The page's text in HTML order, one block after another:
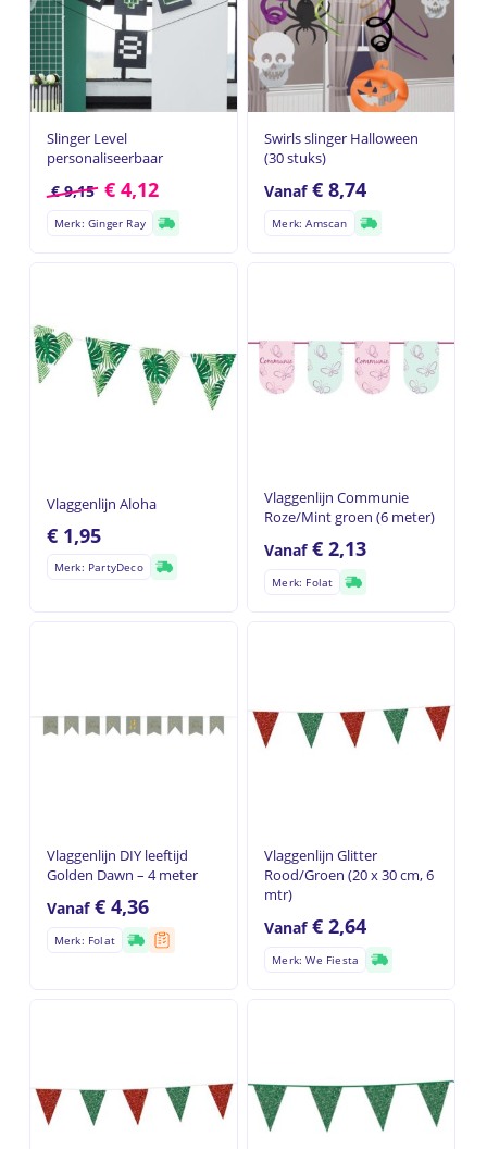
Slinger Level
personaliseerbaar
€9,15 € 4,12
Merk: Ginger Ray
Swirls slinger Halloween
(30 stuks)
Vanaf€8,74
Merk: Amscan
Vlaggenlijn Aloha
€1,95
Merk: PartyDeco
Vlaggenlijn Communie
Roze/Mint groen (6 meter)
Vanaf€2,13
Merk: Folat
Vlaggenlijn DIY leeftijd
Golden Dawn – 4 meter
Vanaf€ 4,36
Merk: Folat
Vlaggenlijn Glitter
Rood/Groen (20 x 30 cm, 6
mtr)
Vanaf€2,64
Merk: We Fiesta